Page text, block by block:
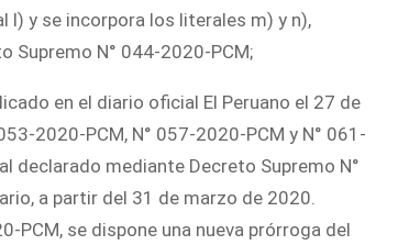
l) y se incorpora los literales m) y n),
Supremo N° 044-2020-PCM;
en el diario oficial El Peruano el 27 de
2020-PCM, N° 057-2020-PCM y N° 061-
declarado mediante Decreto Supremo N°
a partir del 31 de marzo de 2020.
PCM, se dispone una nueva prórroga del